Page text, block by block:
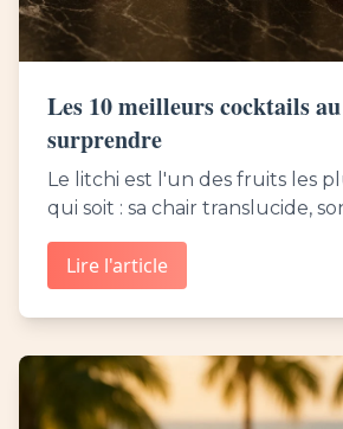
Les 10 meilleurs cocktails
surprendre
Le litchi est l'un des fruits les
qui soit : sa chair translucide,
Lire l'article